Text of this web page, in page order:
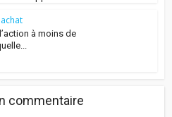
à moins de
commentaire